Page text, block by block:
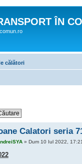
ÎN
călători
Calatori seria
» Dum 10 Iul 2022,